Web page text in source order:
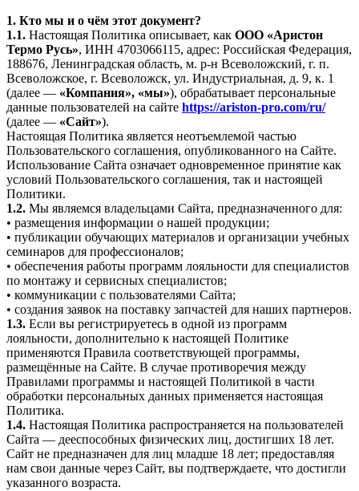
1. Кто мы и о чём этот документ?
1.1. Настоящая Политика описывает, как ООО «Аристон
Термо Русь», ИНН 4703066115, адрес: Российская Федерация,
188676, Ленинградская область, м. р-н Всеволожский, г. п.
Всеволожское, г. Всеволожск, ул. Индустриальная, д. 9, к. 1
(далее — «Компания», «мы»), обрабатывает персональные
данные пользователей на сайте https://ariston-pro.com/ru/
(далее — «Сайт»).
Настоящая Политика является неотъемлемой частью
Пользовательского соглашения, опубликованного на Сайте.
Использование Сайта означает одновременное принятие как
условий Пользовательского соглашения, так и настоящей
Политики.
1.2. Мы являемся владельцами Сайта, предназначенного для:
• размещения информации о нашей продукции;
• публикации обучающих материалов и организации учебных
семинаров для профессионалов;
• обеспечения работы программ лояльности для специалистов
по монтажу и сервисных специалистов;
• коммуникации с пользователями Сайта;
• создания заявок на поставку запчастей для наших партнеров.
1.3. Если вы регистрируетесь в одной из программ
лояльности, дополнительно к настоящей Политике
применяются Правила соответствующей программы,
размещённые на Сайте. В случае противоречия между
Правилами программы и настоящей Политикой в части
обработки персональных данных применяется настоящая
Политика.
1.4. Настоящая Политика распространяется на пользователей
Сайта — дееспособных физических лиц, достигших 18 лет.
Сайт не предназначен для лиц младше 18 лет; предоставляя
нам свои данные через Сайт, вы подтверждаете, что достигли
указанного возраста.